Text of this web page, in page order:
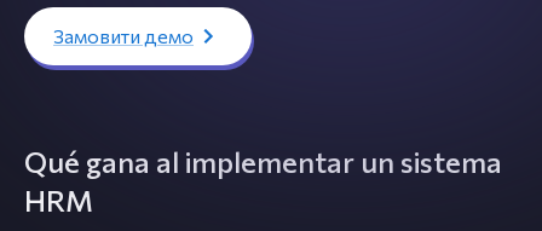
Замовити демо
Qué gana al implementar un sistema
HRM